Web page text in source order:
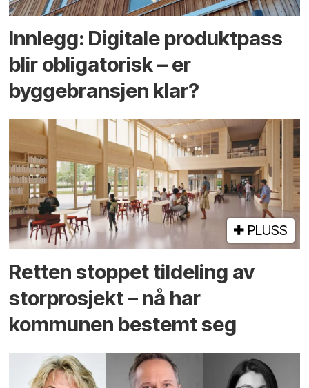
Innlegg: Digitale produktpass
blir obligatorisk – er
byggebransjen klar?
PLUSS
Retten stoppet tildeling av
storprosjekt – nå har
kommunen bestemt seg